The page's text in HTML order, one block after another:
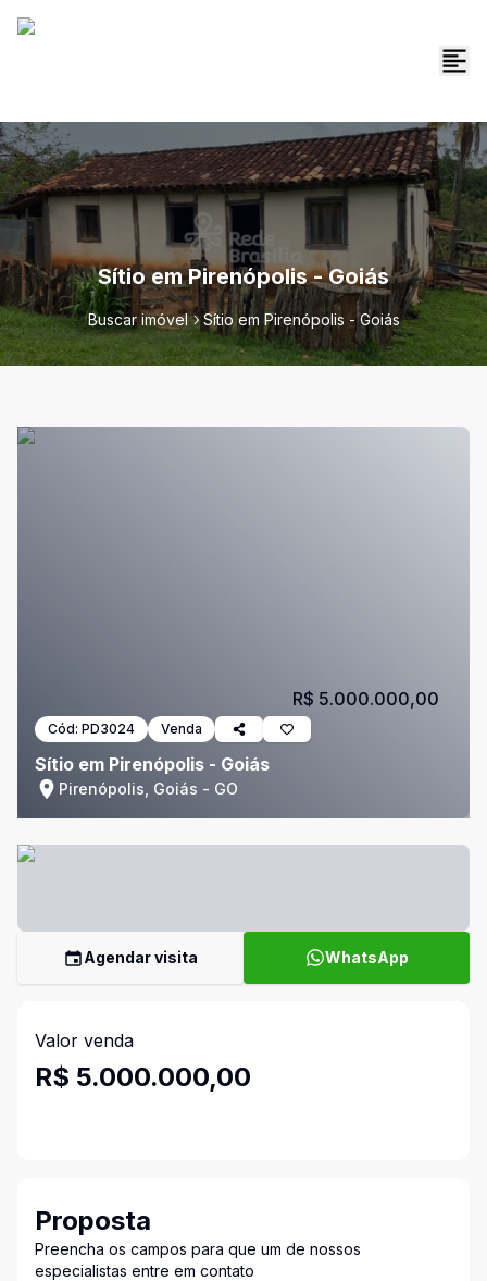
Sítio em Pirenópolis - Goiás
Buscar imóvel Sítio em Pirenópolis - Goiás
Cód: PD3024 Venda
Sítio em Pirenópolis - Goiás
Pirenópolis, Goiás - GO
R$ 5.000.000,00
Agendar visita WhatsApp
Valor venda
R$ 5.000.000,00
Proposta
Preencha os campos para que um de nossos
especialistas entre em contato